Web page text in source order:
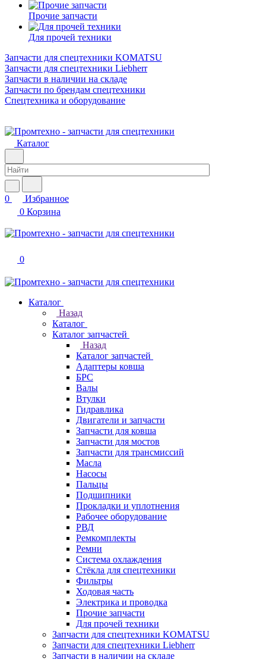
Прочие запчасти
Для прочей техники
Запчасти для спецтехники KOMATSU
Запчасти для спецтехники Liebherr
Запчасти в наличии на складе
Запчасти по брендам спецтехники
Спецтехника и оборудование
Каталог
0
Избранное
0 Корзина
0
Каталог
Назад
Каталог
Каталог запчастей
Назад
Каталог запчастей
Адаптеры ковша
БРС
Валы
Втулки
Гидравлика
Двигатели и запчасти
Запчасти для ковша
Запчасти для мостов
Запчасти для трансмиссий
Масла
Насосы
Пальцы
Подшипники
Прокладки и уплотнения
Рабочее оборудование
РВД
Ремкомплекты
Ремни
Система охлаждения
Стёкла для спецтехники
Фильтры
Ходовая часть
Электрика и проводка
Прочие запчасти
Для прочей техники
Запчасти для спецтехники KOMATSU
Запчасти для спецтехники Liebherr
Запчасти в наличии на складе